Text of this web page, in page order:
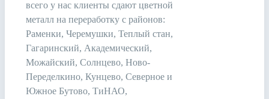
всего у нас клиенты сдают цветной
металл на переработку с районов:
Раменки, Черемушки, Теплый стан,
Гагаринский, Академический,
Можайский, Солнцево, Ново-
Переделкино, Кунцево, Северное и
Южное Бутово, ТиНАО,